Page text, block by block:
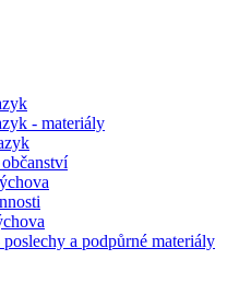
- materiály
a podpůrné materiály